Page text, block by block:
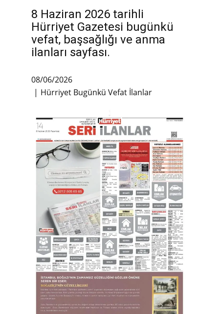
8 Haziran 2026 tarihli
Hürriyet Gazetesi bugünkü
vefat, başsağlığı ve anma
ilanları sayfası.
08/06/2026
Hürriyet Bugünkü Vefat İlanlar